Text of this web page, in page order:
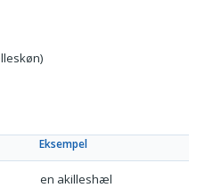
Eksempel
en akilleshæl